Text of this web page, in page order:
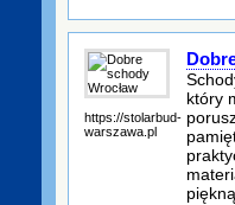
https://stolarbud-
warszawa.pl
który